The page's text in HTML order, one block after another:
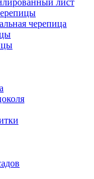
лист
черепица